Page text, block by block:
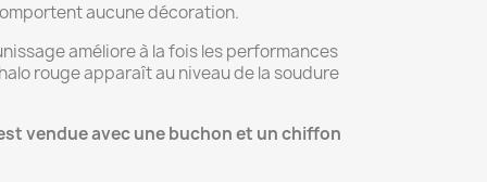
aucune décoration.
améliore à la fois les performances
rouge apparaît au niveau de la soudure
vendue avec une buchon et un chiffon